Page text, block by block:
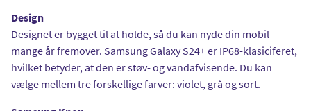
Design
Designet er bygget til at holde, så du kan nyde din mobil
mange år fremover. Samsung Galaxy S24+ er IP68-klasiciferet,
hvilket betyder, at den er støv- og vandafvisende. Du kan
vælge mellem tre forskellige farver: violet, grå og sort.